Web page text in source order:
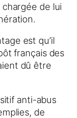
de lui
est qu’il
français des
dû être
anti-abus
de